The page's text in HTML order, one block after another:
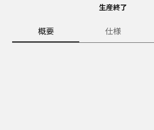
生産終了
概要 仕様